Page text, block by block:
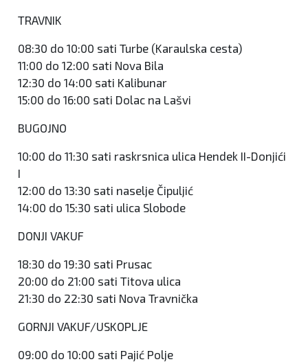
TRAVNIK
08:30 do 10:00 sati Turbe (Karaulska cesta)
11:00 do 12:00 sati Nova Bila
12:30 do 14:00 sati Kalibunar
15:00 do 16:00 sati Dolac na Lašvi
BUGOJNO
10:00 do 11:30 sati raskrsnica ulica Hendek II-Donjići
I
12:00 do 13:30 sati naselje Čipuljić
14:00 do 15:30 sati ulica Slobode
DONJI VAKUF
18:30 do 19:30 sati Prusac
20:00 do 21:00 sati Titova ulica
21:30 do 22:30 sati Nova Travnička
GORNJI VAKUF/USKOPLJE
09:00 do 10:00 sati Pajić Polje